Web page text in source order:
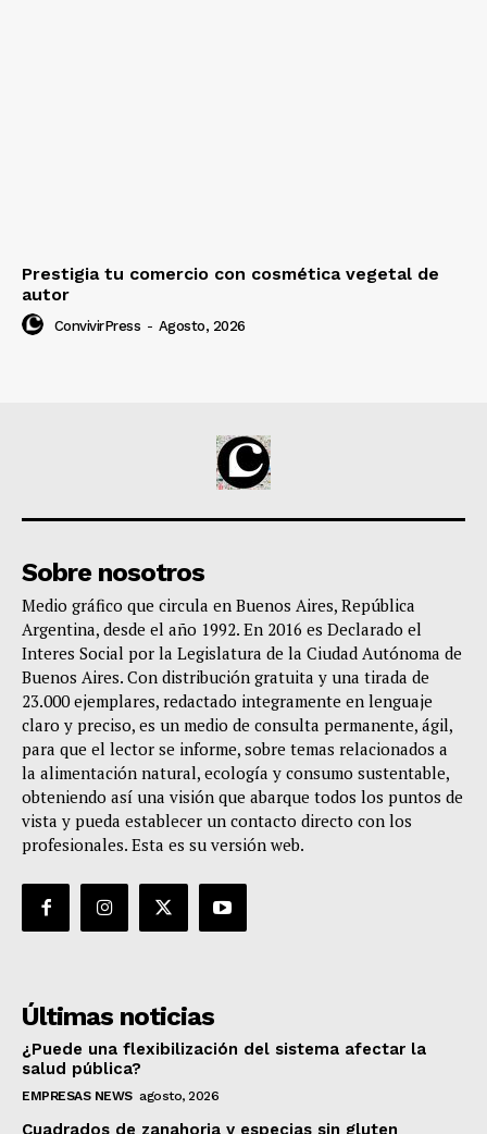
Prestigia tu comercio con cosmética vegetal de
autor
ConvivirPress - Agosto, 2026
Sobre nosotros
Medio gráfico que circula en Buenos Aires, República
Argentina, desde el año 1992. En 2016 es Declarado el
Interes Social por la Legislatura de la Ciudad Autónoma de
Buenos Aires. Con distribución gratuita y una tirada de
23.000 ejemplares, redactado integramente en lenguaje
claro y preciso, es un medio de consulta permanente, ágil,
para que el lector se informe, sobre temas relacionados a
la alimentación natural, ecología y consumo sustentable,
obteniendo así una visión que abarque todos los puntos de
vista y pueda establecer un contacto directo con los
profesionales. Esta es su versión web.
Últimas noticias
¿Puede una flexibilización del sistema afectar la
salud pública?
EMPRESAS NEWS agosto, 2026
Cuadrados de zanahoria y especias sin gluten